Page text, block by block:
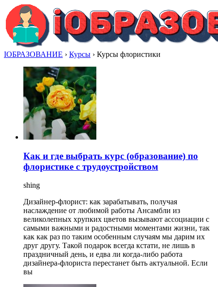
IОБРАЗОВАНИЕ › Курсы › Курсы флористики
Как и где выбрать курс (образование) по
флористике с трудоустройством
shing
Дизайнер-флорист: как зарабатывать, получая
наслаждение от любимой работы Ансамбли из
великолепных хрупких цветов вызывают ассоциации с
самыми важными и радостными моментами жизни, так
как как раз по таким особенным случаям мы дарим их
друг другу. Такой подарок всегда кстати, не лишь в
праздничный день, и едва ли когда-либо работа
дизайнера-флориста перестанет быть актуальной. Если
вы